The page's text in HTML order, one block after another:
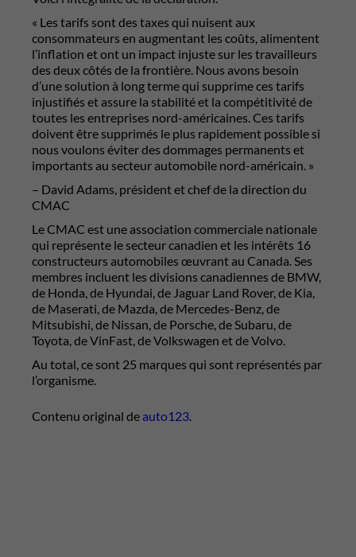
« Les tarifs sont des taxes qui nuisent aux
consommateurs en augmentant les coûts, alimentent
l’inflation et ont un impact injuste sur les travailleurs
des deux côtés de la frontière. Nous avons besoin
d’une solution à long terme qui supprime ces tarifs
injustifiés et assure la stabilité et la compétitivité de
toutes les entreprises nord-américaines. Ces tarifs
doivent être supprimés le plus rapidement possible si
nous voulons éviter des dommages permanents et
importants au secteur automobile nord-américain. »
– David Adams, président et chef de la direction du
CMAC
Le CMAC est une association commerciale nationale
qui représente le secteur canadien et les intérêts 16
constructeurs automobiles œuvrant au Canada. Ses
membres incluent les divisions canadiennes de BMW,
de Honda, de Hyundai, de Jaguar Land Rover, de Kia,
de Maserati, de Mazda, de Mercedes-Benz, de
Mitsubishi, de Nissan, de Porsche, de Subaru, de
Toyota, de VinFast, de Volkswagen et de Volvo.
Au total, ce sont 25 marques qui sont représentés par
l’organisme.
Contenu original de auto123.